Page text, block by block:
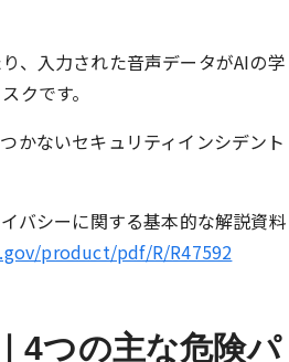
、入力された音声データがAIの学
クです。
かないセキュリティインシデント
バシーに関する基本的な解説資料
product/pdf/R/R47592
4つの主な危険パ